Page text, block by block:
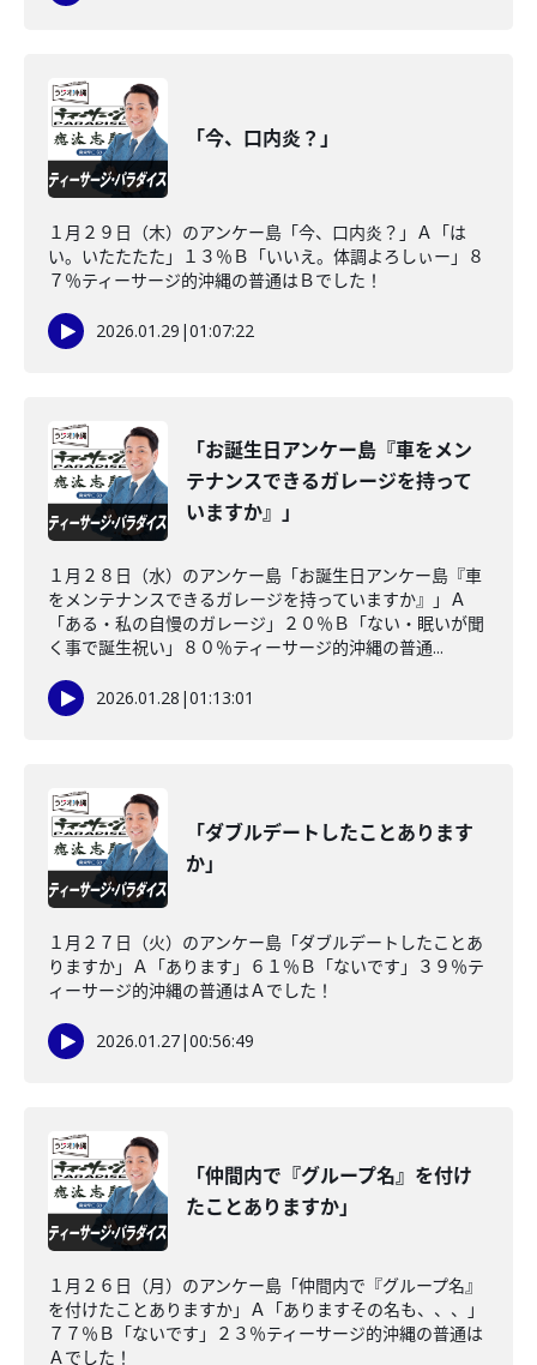
「今、口内炎？」
１月２９日（木）のアンケー島「今、口内炎？」Ａ「は
い。いたたたた」１３％Ｂ「いいえ。体調よろしぃー」８
７％ティーサージ的沖縄の普通はＢでした！
2026.01.29 |01:07:22
「お誕生日アンケー島『車をメン
テナンスできるガレージを持って
いますか』」
１月２８日（水）のアンケー島「お誕生日アンケー島『車
をメンテナンスできるガレージを持っていますか』」Ａ
「ある・私の自慢のガレージ」２０％Ｂ「ない・眠いが聞
く事で誕生祝い」８０％ティーサージ的沖縄の普通...
2026.01.28 |01:13:01
「ダブルデートしたことあります
か」
１月２７日（火）のアンケー島「ダブルデートしたことあ
りますか」Ａ「あります」６１％Ｂ「ないです」３９％テ
ィーサージ的沖縄の普通はＡでした！
2026.01.27|00:56:49
「仲間内で『グループ名』を付け
たことありますか」
１月２６日（月）のアンケー島「仲間内で『グループ名』
を付けたことありますか」Ａ「ありますその名も、、、」
７７％Ｂ「ないです」２３％ティーサージ的沖縄の普通は
Ａでした！